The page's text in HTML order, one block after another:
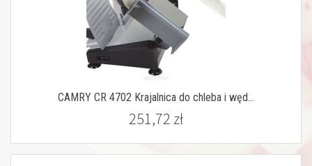
CAMRY CR 4702 Krajalnica do chleba i węd...
251,72 zł